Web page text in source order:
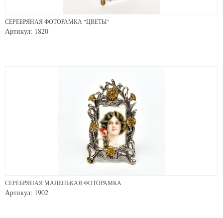
СЕРЕБРЯНАЯ ФОТОРАМКА "ЦВЕТЫ"
Артикул: 1820
СЕРЕБРЯНАЯ МАЛЕНЬКАЯ ФОТОРАМКА
Артикул: 1902